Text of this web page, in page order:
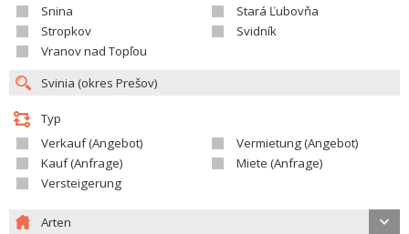
Snina
Stará Ľubovňa
Stropkov
Svidník
Vranov nad Topľou
Typ
Verkauf (Angebot)
Vermietung (Angebot)
Kauf (Anfrage)
Miete (Anfrage)
Versteigerung
Arten